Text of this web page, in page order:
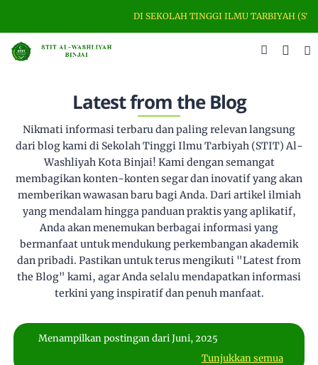
DI SEKOLAH TINGGI ILMU TARBIYAH
Latest from the Blog
Nikmati informasi terbaru dan paling relevan langsung
dari blog kami di Sekolah Tinggi Ilmu Tarbiyah (STIT) Al-
Washliyah Kota Binjai! Kami dengan semangat
membagikan konten-konten segar dan inovatif yang akan
memberikan wawasan baru bagi Anda. Dari artikel ilmiah
yang mendalam hingga panduan praktis yang aplikatif,
Anda akan menemukan berbagai informasi yang
bermanfaat untuk mendukung perkembangan akademik
dan pribadi. Pastikan untuk terus mengikuti "Latest from
the Blog" kami, agar Anda selalu mendapatkan informasi
terkini yang inspiratif dan penuh manfaat.
Menampilkan postingan dari Juni, 2025
Tunjukkan semua